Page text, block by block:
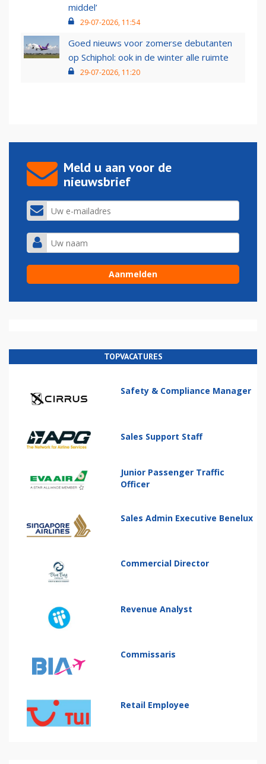
middel’
29-07-2026, 11:54
Goed nieuws voor zomerse debutanten
op Schiphol: ook in de winter alle ruimte
29-07-2026, 11:20
Meld u aan voor de
nieuwsbrief
TOPVACATURES
Safety & Compliance Manager
Sales Support Staff
Junior Passenger Traffic
Officer
Sales Admin Executive Benelux
Commercial Director
Revenue Analyst
Commissaris
Retail Employee